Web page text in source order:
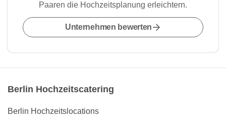
Paaren die Hochzeitsplanung erleichtern.
Unternehmen bewerten
Berlin Hochzeitscatering
Berlin Hochzeitslocations